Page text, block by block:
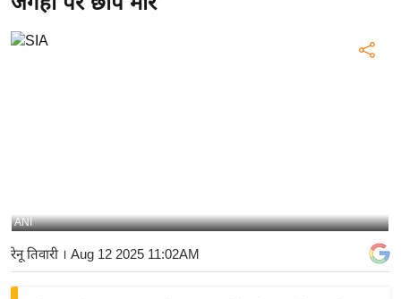
र
रा
य
बि
ज़
ANI
रेनू तिवारी । Aug 12 2025 11:02AM